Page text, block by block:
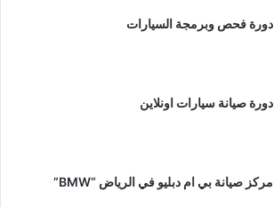
دورة فحص وبرمجة السيارات
دورة صيانة سيارات اونلاين
مركز صيانة بي ام دبليو في الرياض “BMW”